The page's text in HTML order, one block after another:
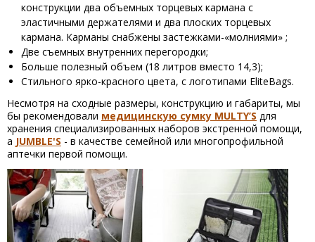
конструкции два объемных торцевых кармана с
эластичными держателями и два плоских торцевых
кармана. Карманы снабжены застежками-«молниями» ;
Две съемных внутренних перегородки;
Больше полезный объем (18 литров вместо 14,3);
Стильного ярко-красного цвета, с логотипами EliteBags.
Несмотря на сходные размеры, конструкцию и габариты, мы
бы рекомендовали медицинскую сумку MULTY’S для
хранения специализированных наборов экстренной помощи,
а JUMBLE'S - в качестве семейной или многопрофильной
аптечки первой помощи.